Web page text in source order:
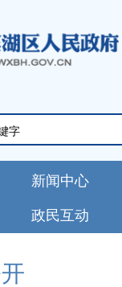
新闻中心
政民互动